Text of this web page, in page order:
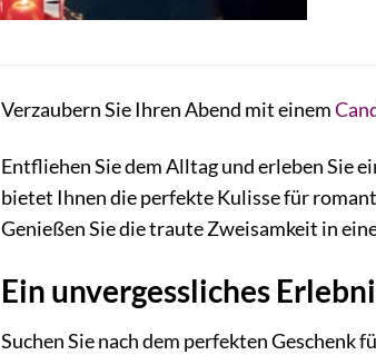
Verzaubern Sie Ihren Abend mit einem
Entfliehen Sie dem Alltag und erleben Sie
bietet Ihnen die perfekte Kulisse für
Genießen Sie die traute Zweisamkeit in
Ein unvergessliches
Suchen Sie nach dem perfekten Geschenk